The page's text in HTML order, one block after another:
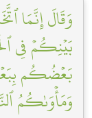
وَقَالَ إِنَّمَا
بَيۡنِكُمۡ فِي
بَعۡضُكُم
وَمَأۡوَىٰكُمُ